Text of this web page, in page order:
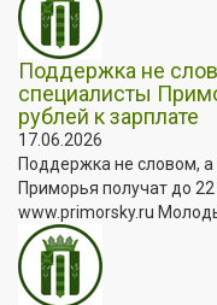
Поддержка не
специалисты
рублей к зарплате
17.06.2026
Поддержка не словом,
Приморья получат до
www.primorsky.ru